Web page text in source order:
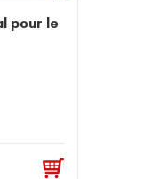
pour le